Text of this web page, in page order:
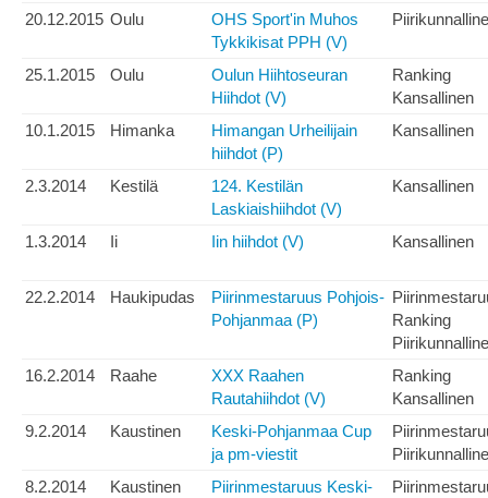
20.12.2015 Oulu
OHS Sport'in Muhos
Tykkikisat PPH (V)
25.1.2015 Oulu
Oulun Hiihtoseuran
Hiihdot (V)
Ranking
Kansallinen
10.1.2015
Himanka
Himangan Urheilijain
hiihdot (P)
Kansallinen
2.3.2014 Kestilä
124. Kestilän
Laskiaishiihdot (V)
Kansallinen
1.3.2014 Ii Iin hiihdot (V) Kansallinen
22.2.2014 Haukipudas
Piirinmestaruus Pohjois-
Pohjanmaa (P)
Ranking
16.2.2014
Raahe
XXX Raahen
Rautahiihdot (V)
Ranking
Kansallinen
9.2.2014
Kaustinen
Keski-Pohjanmaa Cup
ja pm-viestit
8.2.2014
Kaustinen
Piirinmestaruus Keski-